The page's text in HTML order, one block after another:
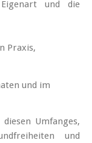
und die
Praxis,
und im
Umfanges,
und